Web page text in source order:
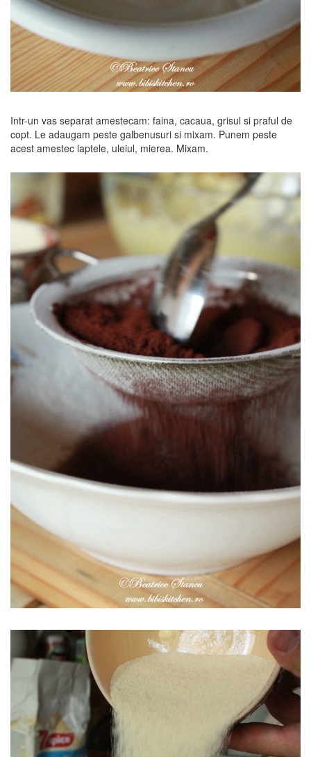
Intr-un vas separat amestecam: faina, cacaua, grisul si praful de
copt. Le adaugam peste galbenusuri si mixam. Punem peste
acest amestec laptele, uleiul, mierea. Mixam.